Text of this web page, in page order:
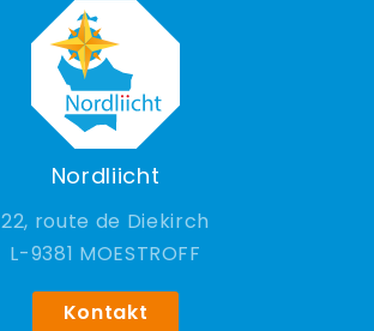
Nordliicht
22, route de Diekirch
9381 MOESTROFF
Kontakt